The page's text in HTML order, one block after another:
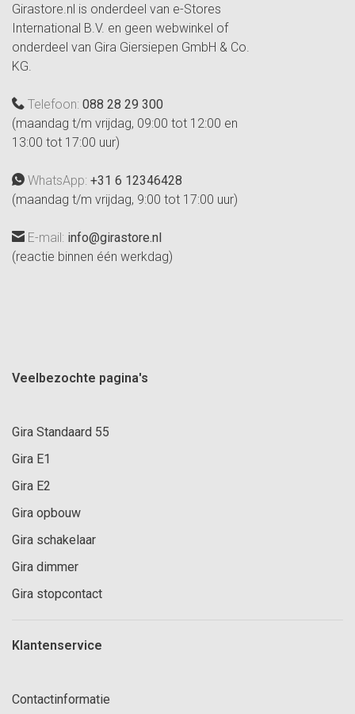
Girastore.nl is onderdeel van e-Stores
International B.V. en geen webwinkel of
onderdeel van Gira Giersiepen GmbH & Co.
KG.
Telefoon: 088 28 29 300
(maandag t/m vrijdag, 09:00 tot 12:00 en
13:00 tot 17:00 uur)
WhatsApp: +31 6 12346428
(maandag t/m vrijdag, 9:00 tot 17:00 uur)
E-mail: info@girastore.nl
(reactie binnen één werkdag)
Veelbezochte pagina's
Gira Standaard 55
Gira E1
Gira E2
Gira opbouw
Gira schakelaar
Gira dimmer
Gira stopcontact
Klantenservice
Contactinformatie